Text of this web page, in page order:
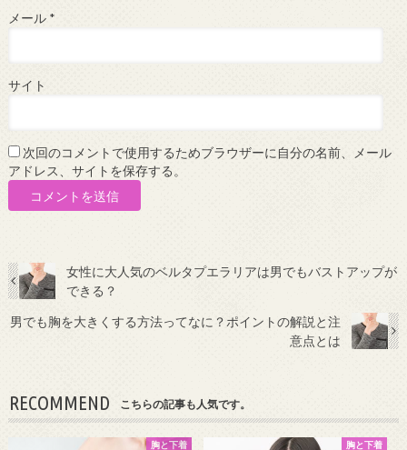
メール *
サイト
次回のコメントで使用するためブラウザーに自分の名前、メール
アドレス、サイトを保存する。
女性に大人気のベルタプエラリアは男でもバストアップが
できる？
男でも胸を大きくする方法ってなに？ポイントの解説と注
意点とは
RECOMMEND こちらの記事も人気です。
胸と下着 胸と下着